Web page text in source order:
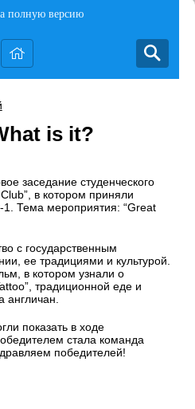
полную версию
is it?
заседание студенческого
Club”, в котором приняли
1. Тема мероприятия: “Great
с государственным
ее традициями и культурой.
в котором узнали о
”, традиционной еде и
англичан.
показать в ходе
стала команда
победителей!